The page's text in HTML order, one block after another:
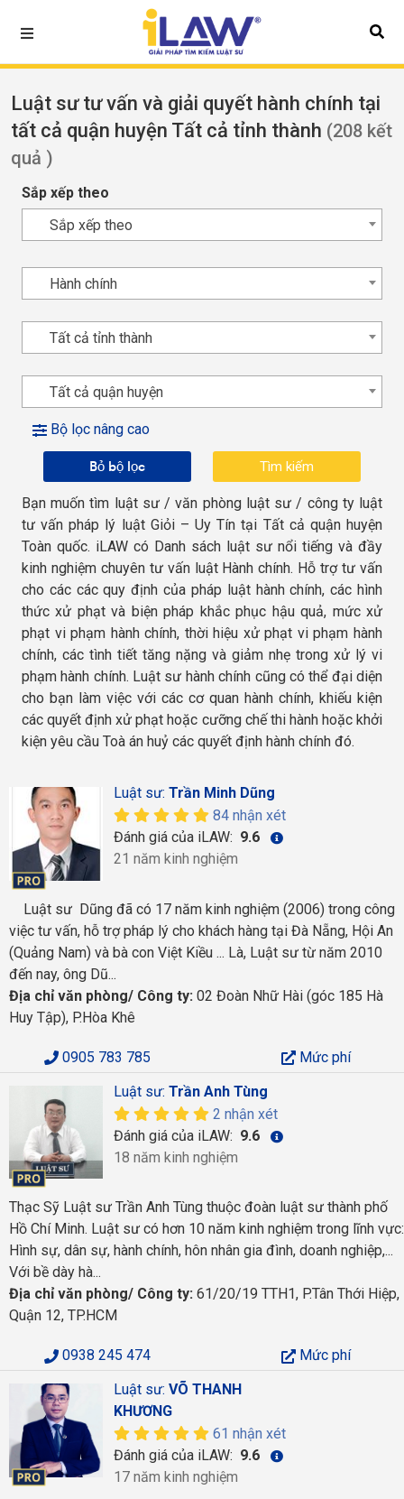
Luật sư tư vấn và giải quyết hành chính tại
tất cả quận huyện Tất cả tỉnh thành (208 kết
quả )
Sắp xếp theo
Sắp xếp theo
Hành chính
Tất cả tỉnh thành
Tất cả quận huyện
Bộ lọc nâng cao
Bỏ bộ lọc
Bạn muốn tìm luật sư / văn phòng luật sư / công ty luật
tư vấn pháp lý luật Giỏi – Uy Tín tại Tất cả quận huyện
Toàn quốc. iLAW có Danh sách luật sư nổi tiếng và đầy
kinh nghiệm chuyên tư vấn luật Hành chính. Hỗ trợ tư vấn
cho các các quy định của pháp luật hành chính, các hình
thức xử phạt và biện pháp khắc phục hậu quả, mức xử
phạt vi phạm hành chính, thời hiệu xử phạt vi phạm hành
chính, các tình tiết tăng nặng và giảm nhẹ trong xử lý vi
phạm hành chính. Luật sư hành chính cũng có thể đại diện
cho bạn làm việc với các cơ quan hành chính, khiếu kiện
các quyết định xử phạt hoặc cưỡng chế thi hành hoặc khởi
kiện yêu cầu Toà án huỷ các quyết định hành chính đó.
Luật sư: Trần Minh Dũng
84 nhận xét
Đánh giá của iLAW: 9.6
21 năm kinh nghiệm
Luật sư Dũng đã có 17 năm kinh nghiệm (2006) trong công
việc tư vấn, hỗ trợ pháp lý cho khách hàng tại Đà Nẵng, Hội An
(Quảng Nam) và bà con Việt Kiều ... Là, Luật sư từ năm 2010
đến nay, ông Dũ...
Địa chỉ văn phòng/ Công ty: 02 Đoàn Nhữ Hài (góc 185 Hà
Huy Tập), P.Hòa Khê
0905 783 785
Mức phí
Luật sư: Trần Anh Tùng
2 nhận xét
Đánh giá của iLAW: 9.6
18 năm kinh nghiệm
Thạc Sỹ Luật sư Trần Anh Tùng thuộc đoàn luật sư thành phố
Hồ Chí Minh. Luật sư có hơn 10 năm kinh nghiệm trong lĩnh vực:
Hình sự, dân sự, hành chính, hôn nhân gia đình, doanh nghiệp,...
Với bề dày hà...
Địa chỉ văn phòng/ Công ty: 61/20/19 TTH1, P.Tân Thới Hiệp,
Quận 12, TP.HCM
0938 245 474
Mức phí
Luật sư: VÕ THANH
KHƯƠNG
61 nhận xét
Đánh giá của iLAW: 9.6
17 năm kinh nghiệm